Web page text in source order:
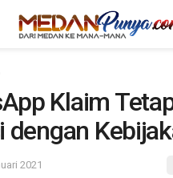
Klaim
dengan
2021